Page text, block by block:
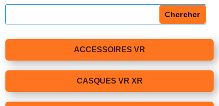
ACCESSOIRES VR
CASQUES VR XR